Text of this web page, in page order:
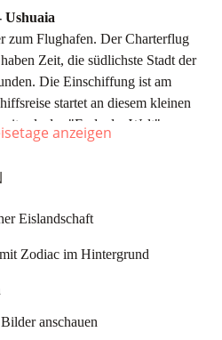
Ushuaia
zum Flughafen. Der Charterflug
Zeit, die südlichste Stadt der
Die Einschiffung ist am
startet an diesem kleinen
als das "Ende der Welt"
Sie durch den malerischen,
in der Drake-Passage erhalten
aus der Perspektive der
unwirklichen Regionen trotzten:
Brise an Deck entgegen, oder Sie
und mit Glück entdecken Sie
der zwischen den Wellen
anzeigen
anschauen